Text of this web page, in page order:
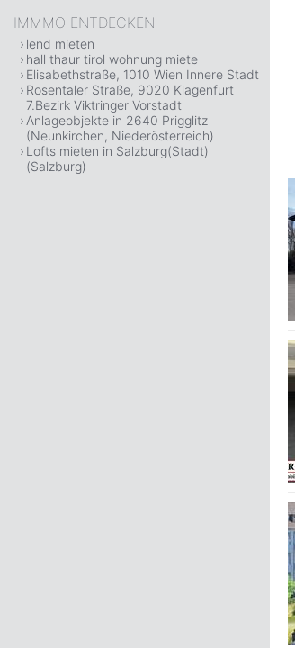
IMMMO ENTDECKEN
lend mieten
hall thaur tirol wohnung miete
Elisabethstraße, 1010 Wien Innere Stadt
Rosentaler Straße, 9020 Klagenfurt
7.Bezirk Viktringer Vorstadt
Anlageobjekte in 2640 Prigglitz
(Neunkirchen, Niederösterreich)
Lofts mieten in Salzburg(Stadt)
(Salzburg)